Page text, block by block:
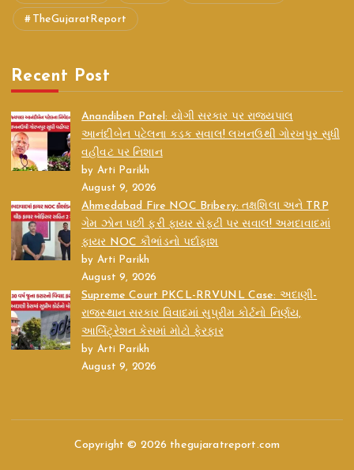
TheGujaratReport
Recent Post
Anandiben Patel: યોગી સરકાર પર રાજ્યપાલ
આનંદીબેન પટેલના કડક સવાલ! લખનઉથી ગોરખપુર સુધી
વહીવટ પર નિશાન
by Arti Parikh
August 9, 2026
Ahmedabad Fire NOC Bribery: તક્ષશિલા અને TRP
ગેમ ઝોન પછી ફરી ફાયર સેફ્ટી પર સવાલ! અમદાવાદમાં
ફાયર NOC કૌભાંડનો પર્દાફાશ
by Arti Parikh
August 9, 2026
Supreme Court PKCL-RRVUNL Case: અદાણી-
રાજસ્થાન સરકાર વિવાદમાં સુપ્રીમ કોર્ટનો નિર્ણય,
આર્બિટ્રેશન કેસમાં મોટો ફેરફાર
by Arti Parikh
August 9, 2026
Copyright © 2026 thegujaratreport.com